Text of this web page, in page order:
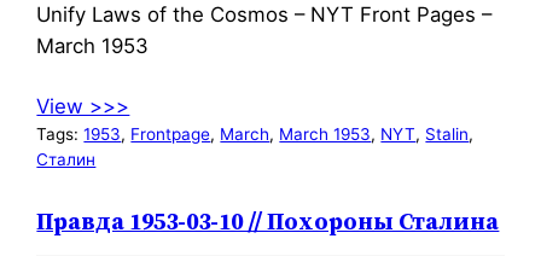
Unify Laws of the Cosmos – NYT Front Pages –
March 1953
View >>>
Tags:1953, Frontpage, March, March 1953, NYT, Stalin
Сталин
Правда 1953-03-10 // Похороны Сталина